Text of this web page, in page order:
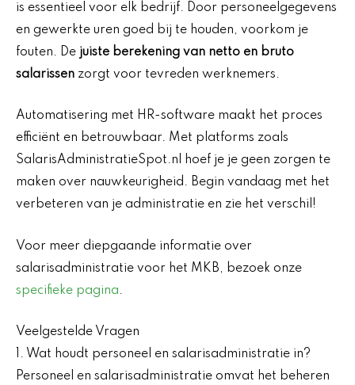
is essentieel voor elk bedrijf. Door personeelgegevens
en gewerkte uren goed bij te houden, voorkom je
fouten. De juiste berekening van netto en bruto
salarissen zorgt voor tevreden werknemers.
Automatisering met HR-software maakt het proces
efficiënt en betrouwbaar. Met platforms zoals
SalarisAdministratieSpot.nl hoef je je geen zorgen te
maken over nauwkeurigheid. Begin vandaag met het
verbeteren van je administratie en zie het verschil!
Voor meer diepgaande informatie over
salarisadministratie voor het MKB, bezoek onze
specifieke pagina.
Veelgestelde Vragen
1. Wat houdt personeel en salarisadministratie in?
Personeel en salarisadministratie omvat het beheren